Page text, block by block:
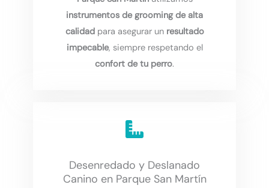
instrumentos de grooming de alta
calidadpara asegurar un resultado
impecable, siempre respetando el
confort de tu perro.
Desenredado y Deslanado
Canino en Parque San Martín